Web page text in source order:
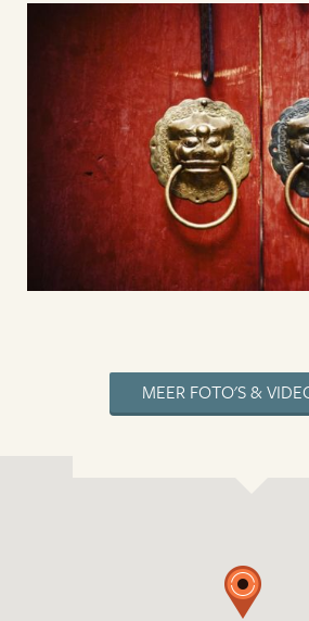
MEER FOTO'S &